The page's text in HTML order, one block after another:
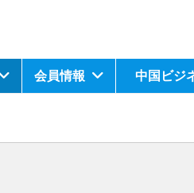
会員情報 中国ビジ